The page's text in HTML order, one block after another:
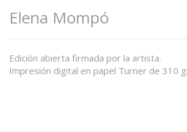
Elena Mompó
Edición abierta firmada por la artista.
Impresión digital en papel Turner de 310